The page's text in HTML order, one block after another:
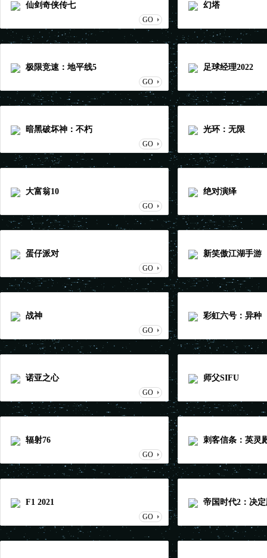
仙剑奇侠传七
GO
幻塔
极限竞速：地平线5
GO
足球经理2022
暗黑破坏神：不朽
GO
光环：无限
大富翁10
GO
绝对演绎
蛋仔派对
GO
新笑傲江湖手游
战神
GO
彩虹六号：异种
诺亚之心
GO
师父SIFU
辐射76
GO
刺客信条：英灵
F1 2021
GO
帝国时代2：决